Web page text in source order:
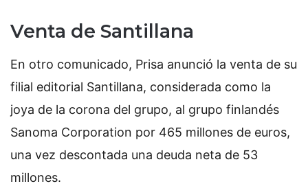
Venta de Santillana
En otro comunicado, Prisa anunció la venta de su
filial editorial Santillana, considerada como la
joya de la corona del grupo, al grupo finlandés
Sanoma Corporation por 465 millones de euros,
una vez descontada una deuda neta de 53
millones.